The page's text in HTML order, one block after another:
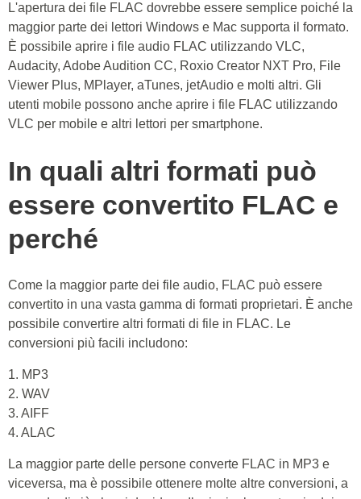
L'apertura dei file FLAC dovrebbe essere semplice poiché la
maggior parte dei lettori Windows e Mac supporta il formato.
È possibile aprire i file audio FLAC utilizzando VLC,
Audacity, Adobe Audition CC, Roxio Creator NXT Pro, File
Viewer Plus, MPlayer, aTunes, jetAudio e molti altri. Gli
utenti mobile possono anche aprire i file FLAC utilizzando
VLC per mobile e altri lettori per smartphone.
In quali altri formati può
essere convertito FLAC e
perché
Come la maggior parte dei file audio, FLAC può essere
convertito in una vasta gamma di formati proprietari. È anche
possibile convertire altri formati di file in FLAC. Le
conversioni più facili includono:
1. MP3
2. WAV
3. AIFF
4. ALAC
La maggior parte delle persone converte FLAC in MP3 e
viceversa, ma è possibile ottenere molte altre conversioni, a